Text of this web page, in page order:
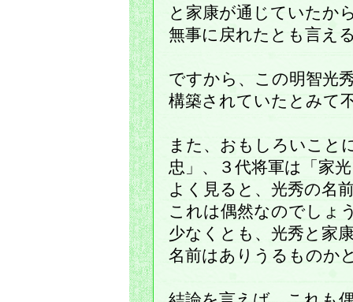
と家康が通じていたか
無事に戻れたとも言え
ですから、この明智光
構築されていたとみて
また、おもしろいこと
忠」、３代将軍は「家
よく見ると、光秀の名
これは偶然なのでし
少なくとも、光秀と家
名前はありうるものか